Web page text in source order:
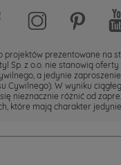
projektów prezentowane na
Sp. z o.o. nie stanowią
a jedynie
Cywilnego). W wyniku
nieznacznie różnić od
które mają charakter